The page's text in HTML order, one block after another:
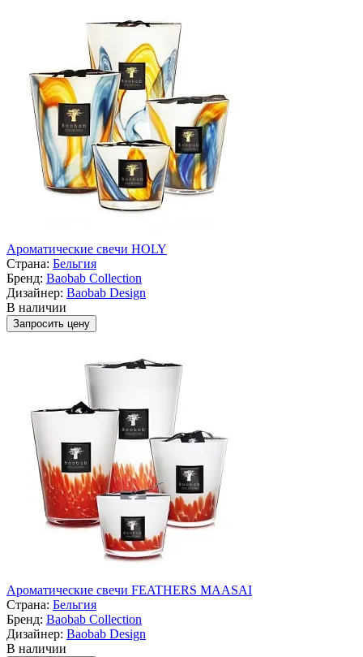
Ароматические свечи HOLY
Страна: Бельгия
Бренд: Baobab Collection
Дизайнер: Baobab Design
В наличии
Запросить цену
Ароматические свечи FEATHERS MAASAI
Страна: Бельгия
Бренд: Baobab Collection
Дизайнер: Baobab Design
В наличии